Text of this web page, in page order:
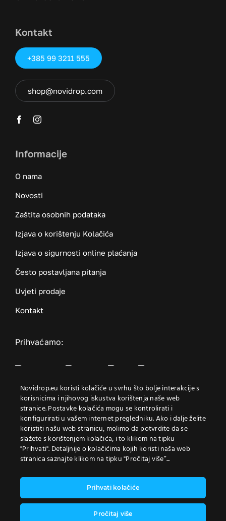
Kontakt
+385 99 3211 555
shop@novidrop.com
Informacije
O nama
Novosti
Zaštita osobnih podataka
Izjava o korištenju Kolačića
Izjava o sigurnosti online plaćanja
Često postavljana pitanja
Uvjeti prodaje
Kontakt
Prihvaćamo:
Osigurano sa:
Element content will render
here.
Trenutno u košarici
Novidrop.eu koristi kolačiće u svrhu što bolje interakcije s
korisnicima i njihovog iskustva korištenja naše web
stranice. Postavke kolačića mogu se kontrolirati i
konfigurirati u vašem internet pregledniku. Ako i dalje želite
koristiti našu web stranicu, molimo da potvrdite da se
slažete s korištenjem kolačića, i to klikom na tipku
"Prihvati". Detaljnije o kolačićima kojih koristi naša web
stranica saznajte klikom na tipku "Pročitaj više”...
Prihvati kolačiće
Pročitaj više